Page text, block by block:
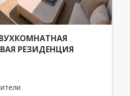
РЕЗИДЕНЦИЯ